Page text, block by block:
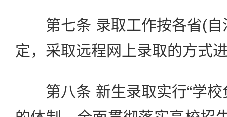
第七条 录取工作按各省(自
定，采取远程网上录取的方式
第八条 新生录取实行“学校